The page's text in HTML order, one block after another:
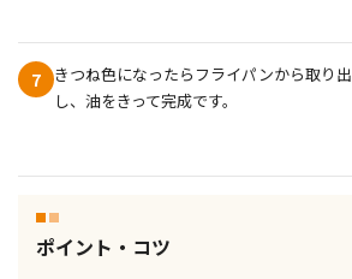
7
きつね色になったらフライパンから取り出
し、油をきって完成です。
ポイント・コツ